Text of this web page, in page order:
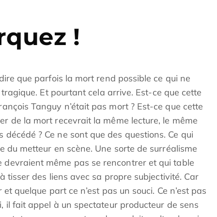
!
que parfois la mort rend possible ce qui ne
Et pourtant cela arrive. Est-ce que cette
Tanguy n’était pas mort ? Est-ce que cette
de la mort recevrait la même lecture, le même
décédé ? Ce ne sont que des questions. Ce qui
du metteur en scène. Une sorte de surréalisme
devraient même pas se rencontrer et qui table
tisser des liens avec sa propre subjectivité. Car
quelque part ce n’est pas un souci. Ce n’est pas
il fait appel à un spectateur producteur de sens